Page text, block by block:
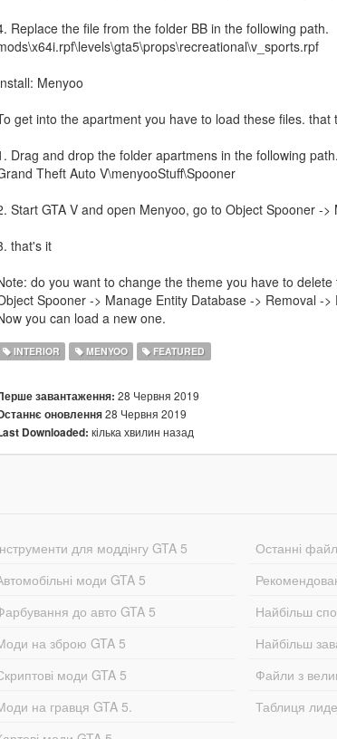
Replace the file from the folder BB in the following path.
Menyoo
get into the apartment you have to load these files.
Drag and drop the folder apartmens in the following path.
Theft Auto V\menyooStuff\Spooner
Start GTA V and open Menyoo, go to Object Spooner -
that's it
do you want to change the theme you have to
Spooner -> Manage Entity Database -> Removal -
you can load a new one.
INTERIOR MENYOO FEATURED
завантаження: 28 Червня 2019
оновлення28 Червня 2019
Downloaded: кілька хвилин назад
для моддінгу GTA 5
моди GTA 5
до авто GTA 5
на зброю GTA 5
моди GTA 5
на гравця GTA 5.
Останні
Найбільш
Найбільш
Файли з
Таблиця